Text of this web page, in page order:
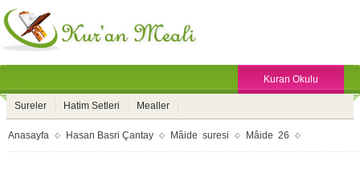
Kuran Okulu
Sureler Hatim Setleri Mealler
Anasayfa Hasan Basri Çantay Mâide suresi Mâide 26